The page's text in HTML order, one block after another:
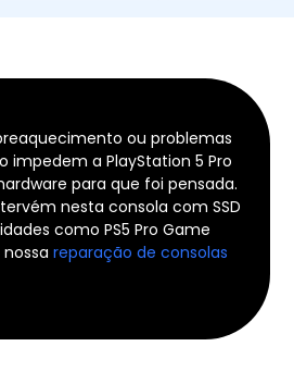
ou problemas
impedem a PlayStation 5 Pro
para que foi pensada.
nesta consola com SSD
como PS5 Pro Game
reparação de consolas